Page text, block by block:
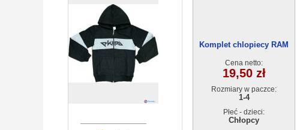
Komplet chlopiecy RAM
Cena netto:
19,50 zł
Rozmiary w paczce:
1-4
Płeć - dzieci:
Chłopcy